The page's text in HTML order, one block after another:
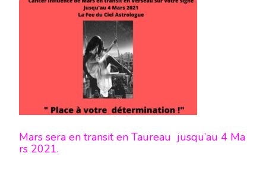
DE
MARS
TRANSIT
TAUREAU
SUR
VOTRE
SIGNE
JUSQU’AU
4
MARS
Mars sera en transit en Taureau jusqu’au 4 Ma
rs 2021.